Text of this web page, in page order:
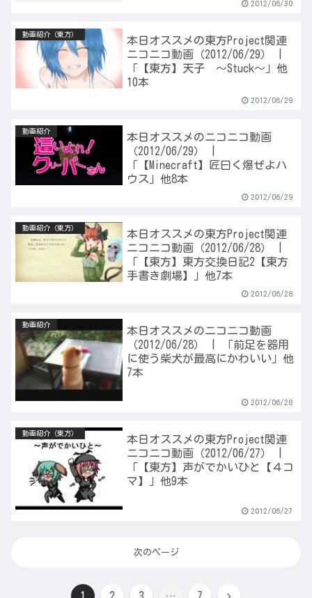
2012/06/30
動画紹介（東方）
本日オススメの東方Project関連
ニコニコ動画（2012/06/29） |
「【東方】天子 ～Stuck～」他
10本
2012/06/29
動画紹介
本日オススメのニコニコ動画
（2012/06/29） |
「【Minecraft】匠曰く爆ぜよハ
ウス」他8本
2012/06/29
動画紹介（東方）
本日オススメの東方Project関連
ニコニコ動画（2012/06/28） |
「【東方】東方交換日記2【東方
手書き劇場】」他7本
2012/06/28
動画紹介
本日オススメのニコニコ動画
（2012/06/28） | 「前足を器用
に使う柴犬が最高にかわいい」他
7本
2012/06/28
動画紹介（東方）
本日オススメの東方Project関連
ニコニコ動画（2012/06/27） |
「【東方】声がでかいひと【４コ
マ】」他9本
2012/06/27
次のページ
次